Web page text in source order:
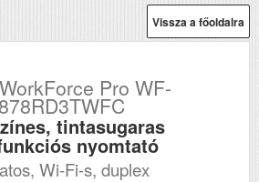
Vissza a főoldalra
Pro WF-
tintasugaras
nyomtató
Wi-Fi-s, duplex